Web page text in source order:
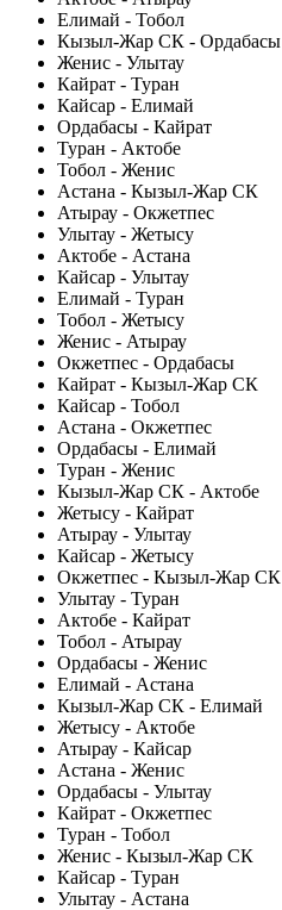
Елимай - Тобол
Кызыл-Жар СК - Ордабасы
Женис - Улытау
Кайрат - Туран
Кайсар - Елимай
Ордабасы - Кайрат
Туран - Актобе
Тобол - Женис
Астана - Кызыл-Жар СК
Атырау - Окжетпес
Улытау - Жетысу
Актобе - Астана
Кайсар - Улытау
Елимай - Туран
Тобол - Жетысу
Женис - Атырау
Окжетпес - Ордабасы
Кайрат - Кызыл-Жар СК
Кайсар - Тобол
Астана - Окжетпес
Ордабасы - Елимай
Туран - Женис
Кызыл-Жар СК - Актобе
Жетысу - Кайрат
Атырау - Улытау
Кайсар - Жетысу
Окжетпес - Кызыл-Жар СК
Улытау - Туран
Актобе - Кайрат
Тобол - Атырау
Ордабасы - Женис
Елимай - Астана
Кызыл-Жар СК - Елимай
Жетысу - Актобе
Атырау - Кайсар
Астана - Женис
Ордабасы - Улытау
Кайрат - Окжетпес
Туран - Тобол
Женис - Кызыл-Жар СК
Кайсар - Туран
Улытау - Астана